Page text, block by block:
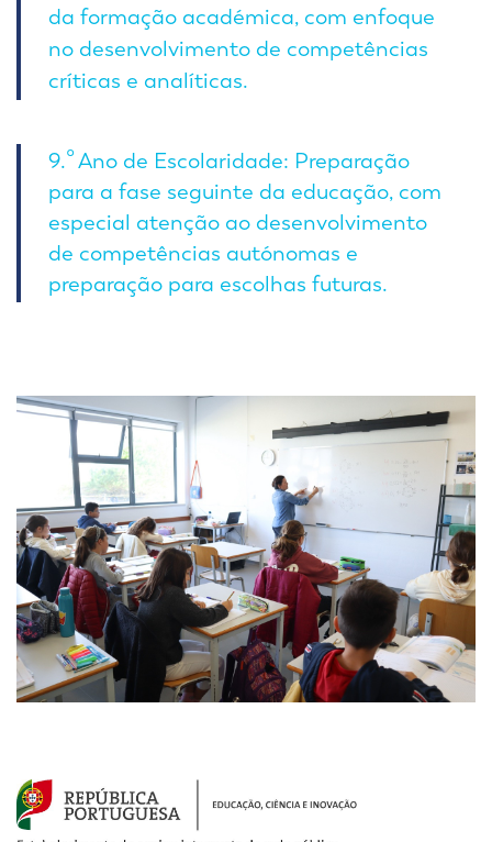
da formação académica, com enfoque
no desenvolvimento de competências
críticas e analíticas.
9.º Ano de Escolaridade: Preparação
para a fase seguinte da educação, com
especial atenção ao desenvolvimento
de competências autónomas e
preparação para escolhas futuras.